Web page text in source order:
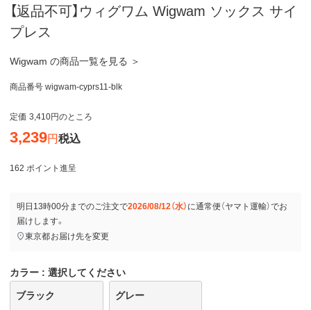
【返品不可】ウィグワム Wigwam ソックス サイ
プレス
Wigwam の商品一覧を見る ＞
商品番号 wigwam-cyprs11-blk
定価 3,410 のところ
3,239 税込
162 ポイント進呈
明日 13時00分までのご注文で2026/08/12（水） に通常便（ヤマト運輸）でお
届けします。
東京都お届け先を変更
カラー 選択してください
ブラック グレー